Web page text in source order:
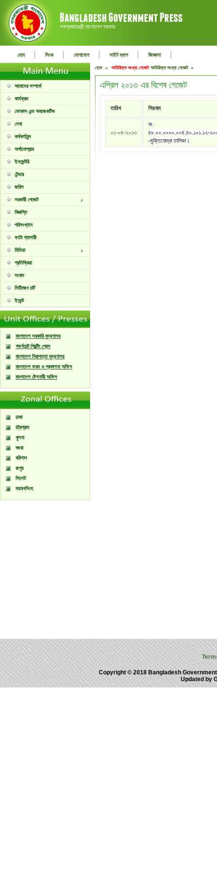
গনপ্রজাতন্ত্রী বাংলাদেশ সরকার
হোম | লিংক | যোগাযোগ | সাইট ম্যাপ | জিজ্ঞাসা |
আমাদের সম্পর্কে
কার্যক্রম
ফোকাস এন্ড অবজেকটিভ
সেবা
কর্মকর্তাবৃন্দ
অর্গানোগ্রাম
ইনভেন্টরি
টেন্ডার
জরিপ
সরকারী গেজেট
বিজ্ঞপ্তি
পরিসংখ্যান
ফটো গ্যালারী
মিডিয়া
প্রতিক্রিয়া
সংবাদ
সিটিজেন চার্ট
ইভেন্ট
বাংলাদেশ সরকারি মুদ্রণালয়
গভর্ণমেন্ট প্রিন্টিং প্রেস
বাংলাদেশ নিরাপত্তা মুদ্রণালয়
বাংলাদেশ ফরম ও প্রকাশনা অফিস
বাংলাদেশ ষ্টেশনারী অফিস
ঢাকা
চট্রগ্রাম
খুলনা
বগুরা
বরিশাল
রংপুর
সিলেট
ময়মনসিংহ
হোম » অতিরিক্ত সংখ্যা গেজেট অতিরিক্ত সংখ্যা গেজেট »
এপ্রিল ২০১৩ এর বিশেষ গেজেট
তারিখ শিরনাম
০১-০৪-২০১৩
নং
৪৮.০০.০০০০.০০৪.৪০.১০১.১২-
-মুক্তিযোদ্ধা তালিকা।
Copyright © 2018 Bangladesh
Updated by